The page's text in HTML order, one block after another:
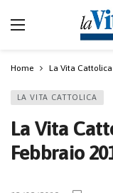
Home La Vita Cattolica
LA VITA CATTOLICA
La Vita
Febbraio